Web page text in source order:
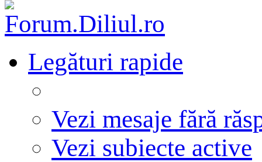
Legături rapide
Vezi mesaje fără
Vezi subiecte active